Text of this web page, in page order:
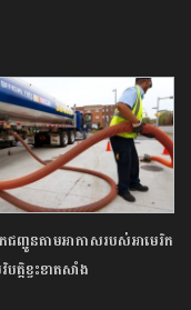
ញ្ជូនតាមអាកាសរបស់អាមេរិក
ត្តិខ្វះខាតសាំង